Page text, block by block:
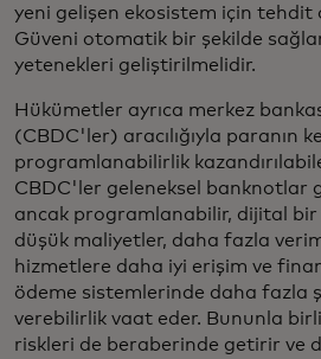
yeni gelişen ekosistem için tehdit
Güveni otomatik bir şekilde
yetenekleri geliştirilmelidir.
Hükümetler ayrıca merkez
(CBDC'ler) aracılığıyla paranın
programlanabilirlik
CBDC'ler geleneksel banknotlar
ancak programlanabilir, dijital
düşük maliyetler, daha fazla
hizmetlere daha iyi erişim ve
ödeme sistemlerinde daha fazla
verebilirlik vaat eder. Bununla
riskleri de beraberinde getirir ve